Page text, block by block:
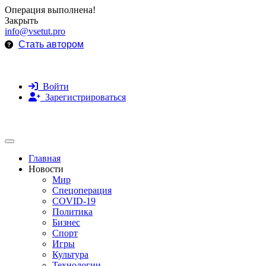
Операция выполнена!
Закрыть
info@vsetut.pro
Стать автором
Войти
Зарегистрироваться
Toggle navigation
Главная
Новости
Мир
Спецоперация
COVID-19
Политика
Бизнес
Спорт
Игры
Культура